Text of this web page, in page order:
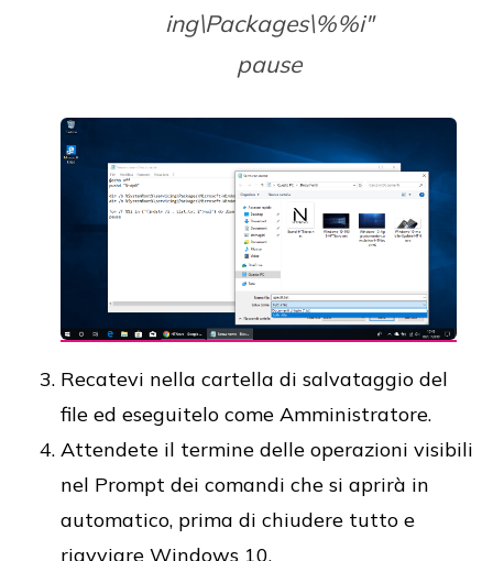
ing\Packages\%%i"
pause
Recatevi nella cartella di salvataggio del
file ed eseguitelo come Amministratore.
Attendete il termine delle operazioni visibili
nel Prompt dei comandi che si aprirà in
automatico, prima di chiudere tutto e
riavviare Windows 10.